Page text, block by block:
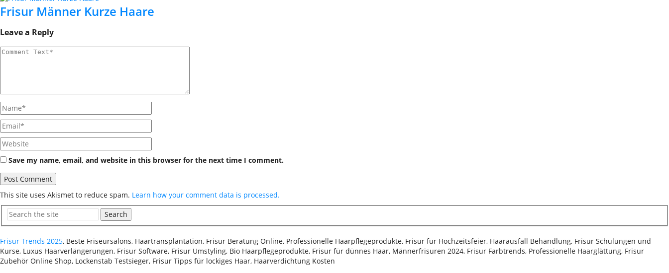
Frisur Männer Kurze Haare
Leave a Reply
Save my name, email, and website in this browser for the next time I comment.
This site uses Akismet to reduce spam. Learn how your comment data is processed.
Search
Frisur Trends 2025, Beste Friseursalons, Haartransplantation, Frisur Beratung Online, Professionelle Haarpflegeprodukte, Frisur für Hochzeitsfeier, Haarausfall Behandlung, Frisur Schulungen und
Kurse, Luxus Haarverlängerungen, Frisur Software, Frisur Umstyling, Bio Haarpflegeprodukte, Frisur für dünnes Haar, Männerfrisuren 2024, Frisur Farbtrends, Professionelle Haarglättung, Frisur
Zubehör Online Shop, Lockenstab Testsieger, Frisur Tipps für lockiges Haar, Haarverdichtung Kosten